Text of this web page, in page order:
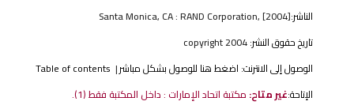
الناشر:Santa Monica, CA : RAND Corporation, [2004]
تاريخ حقوق النشر:
الوصول إلى الانترنت: اضغط هنا للوصول بشكل مباشر Table of contents
الإتاحة:غير متاح: مكتبة اتحاد الإمارات : داخل المكتبة فقط(1).